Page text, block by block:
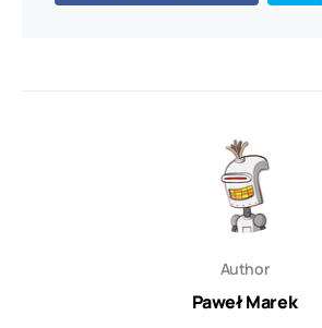
Author
Paweł Marek